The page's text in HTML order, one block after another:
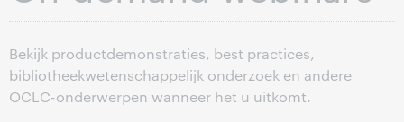
Bekijk productdemonstraties, best practices,
bibliotheekwetenschappelijk onderzoek en andere
OCLC-onderwerpen wanneer het u uitkomt.